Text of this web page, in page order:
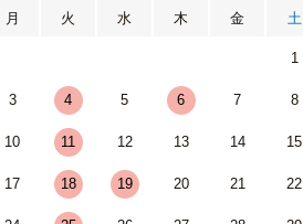
月 火 水 木 金 土
1
3 4 5 6 7 8
10 11 12 13 14 15
17 18 19 20 21 22